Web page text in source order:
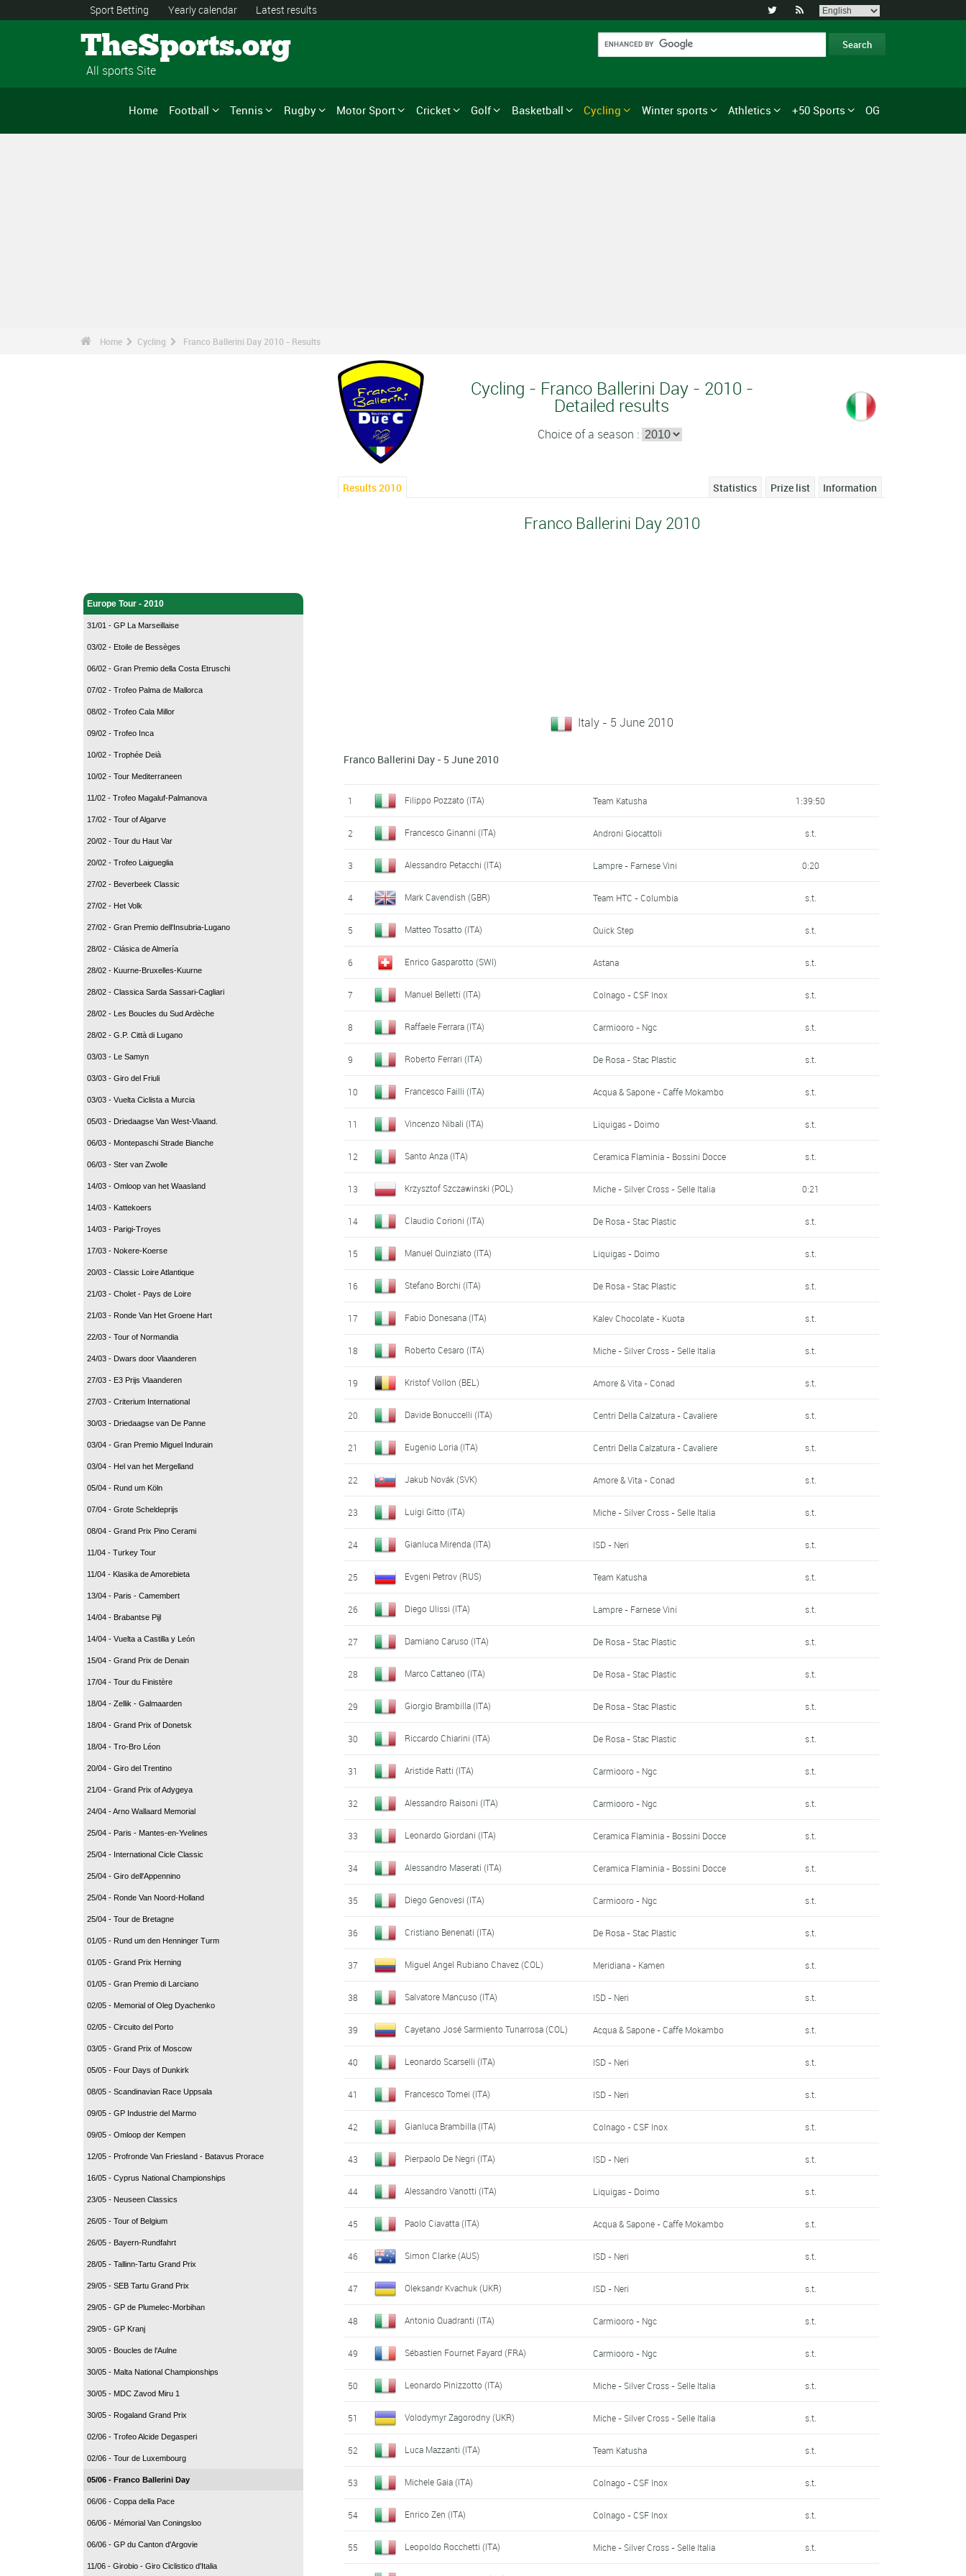
Sport Betting Yearly calendar Latest results  
TheSports.org
All sports Site
Home Football Tennis Rugby Motor Sport Cricket Golf Basketball Cycling Winter sports Athletics +50 Sports OG
Home Cycling Franco Ballerini Day 2010 - Results
Europe Tour - 2010
31/01 - GP La Marseillaise
03/02 - Etoile de Bessèges
06/02 - Gran Premio della Costa Etruschi
07/02 - Trofeo Palma de Mallorca
08/02 - Trofeo Cala Millor
09/02 - Trofeo Inca
10/02 - Trophée Deià
10/02 - Tour Mediterraneen
11/02 - Trofeo Magaluf-Palmanova
17/02 - Tour of Algarve
20/02 - Tour du Haut Var
20/02 - Trofeo Laigueglia
27/02 - Beverbeek Classic
27/02 - Het Volk
27/02 - Gran Premio dell'Insubria-Lugano
28/02 - Clásica de Almería
28/02 - Kuurne-Bruxelles-Kuurne
28/02 - Classica Sarda Sassari-Cagliari
28/02 - Les Boucles du Sud Ardèche
28/02 - G.P. Città di Lugano
03/03 - Le Samyn
03/03 - Giro del Friuli
03/03 - Vuelta Ciclista a Murcia
05/03 - Driedaagse Van West-Vlaand.
06/03 - Montepaschi Strade Bianche
06/03 - Ster van Zwolle
14/03 - Omloop van het Waasland
14/03 - Kattekoers
14/03 - Parigi-Troyes
17/03 - Nokere-Koerse
20/03 - Classic Loire Atlantique
21/03 - Cholet - Pays de Loire
21/03 - Ronde Van Het Groene Hart
22/03 - Tour of Normandia
24/03 - Dwars door Vlaanderen
27/03 - E3 Prijs Vlaanderen
27/03 - Criterium International
30/03 - Driedaagse van De Panne
03/04 - Gran Premio Miguel Indurain
03/04 - Hel van het Mergelland
05/04 - Rund um Köln
07/04 - Grote Scheldeprijs
08/04 - Grand Prix Pino Cerami
11/04 - Turkey Tour
11/04 - Klasika de Amorebieta
13/04 - Paris - Camembert
14/04 - Brabantse Pijl
14/04 - Vuelta a Castilla y León
15/04 - Grand Prix de Denain
17/04 - Tour du Finistère
18/04 - Zellik - Galmaarden
18/04 - Grand Prix of Donetsk
18/04 - Tro-Bro Léon
20/04 - Giro del Trentino
21/04 - Grand Prix of Adygeya
24/04 - Arno Wallaard Memorial
25/04 - Paris - Mantes-en-Yvelines
25/04 - International Cicle Classic
25/04 - Giro dell'Appennino
25/04 - Ronde Van Noord-Holland
25/04 - Tour de Bretagne
01/05 - Rund um den Henninger Turm
01/05 - Grand Prix Herning
01/05 - Gran Premio di Larciano
02/05 - Memorial of Oleg Dyachenko
02/05 - Circuito del Porto
03/05 - Grand Prix of Moscow
05/05 - Four Days of Dunkirk
08/05 - Scandinavian Race Uppsala
09/05 - GP Industrie del Marmo
09/05 - Omloop der Kempen
12/05 - Profronde Van Friesland - Batavus Prorace
16/05 - Cyprus National Championships
23/05 - Neuseen Classics
26/05 - Tour of Belgium
26/05 - Bayern-Rundfahrt
28/05 - Tallinn-Tartu Grand Prix
29/05 - SEB Tartu Grand Prix
29/05 - GP de Plumelec-Morbihan
29/05 - GP Kranj
30/05 - Boucles de l'Aulne
30/05 - Malta National Championships
30/05 - MDC Zavod Miru 1
30/05 - Rogaland Grand Prix
02/06 - Trofeo Alcide Degasperi
02/06 - Tour de Luxembourg
05/06 - Franco Ballerini Day
06/06 - Coppa della Pace
06/06 - Mémorial Van Coningsloo
06/06 - GP du Canton d'Argovie
11/06 - Girobio - Giro Ciclistico d'Italia
Cycling - Franco Ballerini Day - 2010 -
Detailed results
Choice of a season :
Results 2010 Information
Prize list
Statistics
Franco Ballerini Day 2010
Italy - 5 June 2010
Franco Ballerini Day - 5 June 2010
1 Filippo Pozzato (ITA) Team Katusha 1:39:50
2 Francesco Ginanni (ITA) Androni Giocattoli s.t.
3 Alessandro Petacchi (ITA) Lampre - Farnese Vini 0:20
4 Mark Cavendish (GBR) Team HTC - Columbia s.t.
5 Matteo Tosatto (ITA) Quick Step s.t.
6 Enrico Gasparotto (SWI) Astana s.t.
7 Manuel Belletti (ITA) Colnago - CSF Inox s.t.
8 Raffaele Ferrara (ITA) Carmiooro - Ngc s.t.
9 Roberto Ferrari (ITA) De Rosa - Stac Plastic s.t.
10 Francesco Failli (ITA) Acqua & Sapone - Caffe Mokambo s.t.
11 Vincenzo Nibali (ITA) Liquigas - Doimo s.t.
12 Santo Anza (ITA) Ceramica Flaminia - Bossini Docce s.t.
13 Krzysztof Szczawinski (POL) Miche - Silver Cross - Selle Italia 0:21
14 Claudio Corioni (ITA) De Rosa - Stac Plastic s.t.
15 Manuel Quinziato (ITA) Liquigas - Doimo s.t.
16 Stefano Borchi (ITA) De Rosa - Stac Plastic s.t.
17 Fabio Donesana (ITA) Kalev Chocolate - Kuota s.t.
18 Roberto Cesaro (ITA) Miche - Silver Cross - Selle Italia s.t.
19 Kristof Vollon (BEL) Amore & Vita - Conad s.t.
20 Davide Bonuccelli (ITA) Centri Della Calzatura - Cavaliere s.t.
21 Eugenio Loria (ITA) Centri Della Calzatura - Cavaliere s.t.
22 Jakub Novák (SVK) Amore & Vita - Conad s.t.
23 Luigi Gitto (ITA) Miche - Silver Cross - Selle Italia s.t.
24 Gianluca Mirenda (ITA) ISD - Neri s.t.
25 Evgeni Petrov (RUS) Team Katusha s.t.
26 Diego Ulissi (ITA) Lampre - Farnese Vini s.t.
27 Damiano Caruso (ITA) De Rosa - Stac Plastic s.t.
28 Marco Cattaneo (ITA) De Rosa - Stac Plastic s.t.
29 Giorgio Brambilla (ITA) De Rosa - Stac Plastic s.t.
30 Riccardo Chiarini (ITA) De Rosa - Stac Plastic s.t.
31 Aristide Ratti (ITA) Carmiooro - Ngc s.t.
32 Alessandro Raisoni (ITA) Carmiooro - Ngc s.t.
33 Leonardo Giordani (ITA) Ceramica Flaminia - Bossini Docce s.t.
34 Alessandro Maserati (ITA) Ceramica Flaminia - Bossini Docce s.t.
35 Diego Genovesi (ITA) Carmiooro - Ngc s.t.
36 Cristiano Benenati (ITA) De Rosa - Stac Plastic s.t.
37 Miguel Angel Rubiano Chavez (COL) Meridiana - Kamen s.t.
38 Salvatore Mancuso (ITA) ISD - Neri s.t.
39 Cayetano José Sarmiento Tunarrosa (COL) Acqua & Sapone - Caffe Mokambo s.t.
40 Leonardo Scarselli (ITA) ISD - Neri s.t.
41 Francesco Tomei (ITA) ISD - Neri s.t.
42 Gianluca Brambilla (ITA) Colnago - CSF Inox s.t.
43 Pierpaolo De Negri (ITA) ISD - Neri s.t.
44 Alessandro Vanotti (ITA) Liquigas - Doimo s.t.
45 Paolo Ciavatta (ITA) Acqua & Sapone - Caffe Mokambo s.t.
46 Simon Clarke (AUS) ISD - Neri s.t.
47 Oleksandr Kvachuk (UKR) ISD - Neri s.t.
48 Antonio Quadranti (ITA) Carmiooro - Ngc s.t.
49 Sébastien Fournet Fayard (FRA) Carmiooro - Ngc s.t.
50 Leonardo Pinizzotto (ITA) Miche - Silver Cross - Selle Italia s.t.
51 Volodymyr Zagorodny (UKR) Miche - Silver Cross - Selle Italia s.t.
52 Luca Mazzanti (ITA) Team Katusha s.t.
53 Michele Gaia (ITA) Colnago - CSF Inox s.t.
54 Enrico Zen (ITA) Colnago - CSF Inox s.t.
55 Leopoldo Rocchetti (ITA) Miche - Silver Cross - Selle Italia s.t.